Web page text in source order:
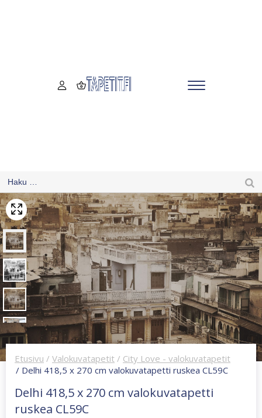
Etusivu / Valokuvatapetit / City Love - valokuvatapetit
/ Delhi 418,5 x 270 cm valokuvatapetti ruskea CL59C
Delhi 418,5 x 270 cm valokuvatapetti
ruskea CL59C